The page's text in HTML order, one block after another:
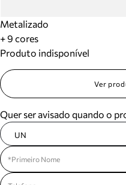
Metalizado
+ 9 cores
Produto indisponível
Ver
Quer ser avisado quando o
UN